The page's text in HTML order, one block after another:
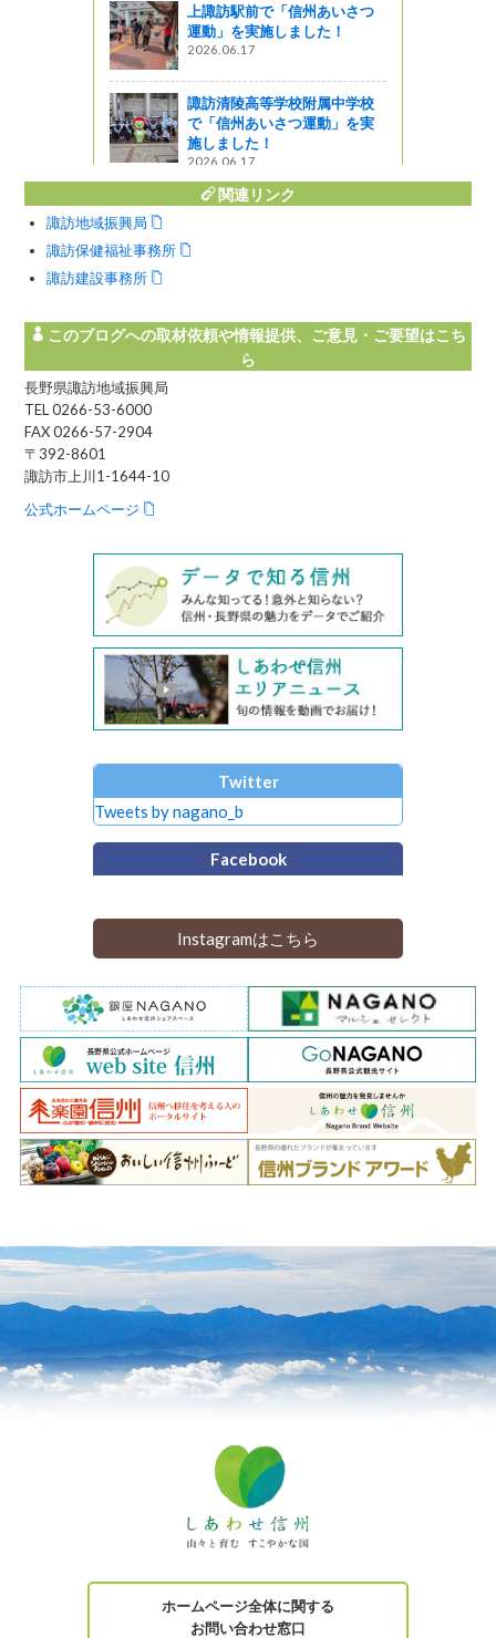
上諏訪駅前で「信州あいさつ
運動」を実施しました！
2026.06.17
諏訪清陵高等学校附属中学校
で「信州あいさつ運動」を実
施しました！
2026.06.17
関連リンク
諏訪地域振興局
諏訪保健福祉事務所
諏訪建設事務所
このブログへの取材依頼や情報提供、ご意見・ご要望はこち
ら
長野県諏訪地域振興局
TEL 0266-53-6000
FAX 0266-57-2904
〒392-8601
諏訪市上川1-1644-10
公式ホームページ
Twitter
Tweets by nagano_b
Facebook
Instagramはこちら
ホームページ全体に関する
お問い合わせ窓口